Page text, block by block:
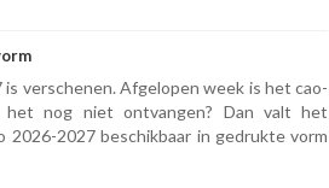
verschenen. Afgelopen week is het cao-
het nog niet ontvangen? Dan valt het
2027 beschikbaar in gedrukte vorm